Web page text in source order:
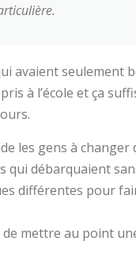
avaient
à l’école et ça
les gens à
qui débarquaient
différentes pour
de mettre au point